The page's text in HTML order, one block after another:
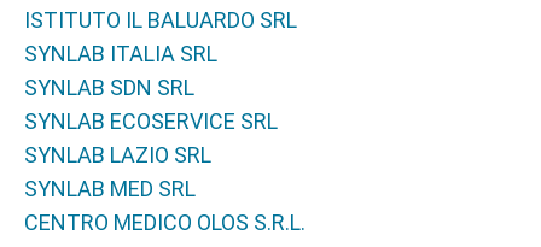
ISTITUTO IL BALUARDO SRL
SYNLAB ITALIA SRL
SYNLAB SDN SRL
SYNLAB ECOSERVICE SRL
SYNLAB LAZIO SRL
SYNLAB MED SRL
CENTRO MEDICO OLOS S.R.L.